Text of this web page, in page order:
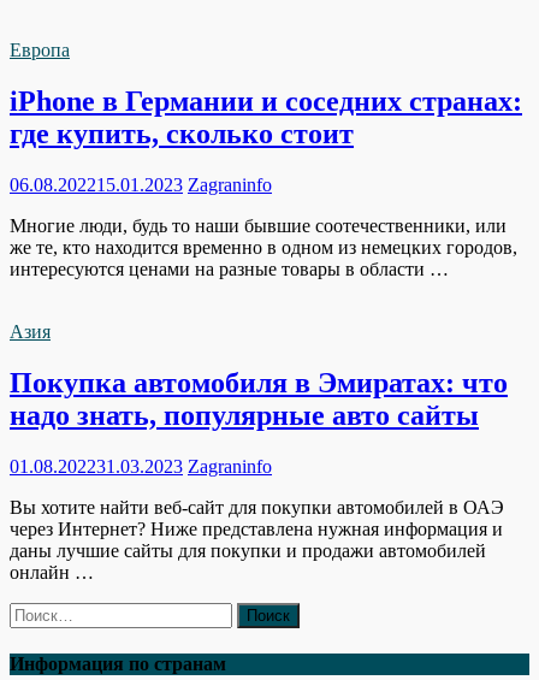
Европа
iPhone в Германии и соседних странах:
где купить, сколько стоит
06.08.202215.01.2023 Zagraninfo
Многие люди, будь то наши бывшие соотечественники, или
же те, кто находится временно в одном из немецких городов,
интересуются ценами на разные товары в области …
Азия
Покупка автомобиля в Эмиратах: что
надо знать, популярные авто сайты
01.08.202231.03.2023 Zagraninfo
Вы хотите найти веб-сайт для покупки автомобилей в ОАЭ
через Интернет? Ниже представлена нужная информация и
даны лучшие сайты для покупки и продажи автомобилей
онлайн …
Найти:
Информация по странам